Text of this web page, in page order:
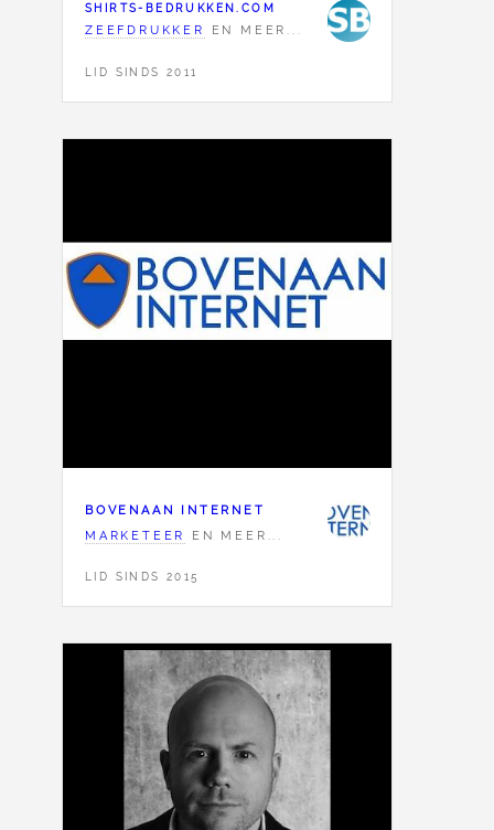
SHIRTS-BEDRUKKEN.COM
ZEEFDRUKKER EN MEER...
LID SINDS 2011
BOVENAAN INTERNET
MARKETEER
EN MEER...
LID SINDS 2015